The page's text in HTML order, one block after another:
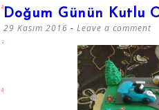
Doğum Günün Kutlu
29 Kasım 2016 Leave a comment